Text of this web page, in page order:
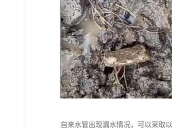
自来水管出现漏水情况，可以采取